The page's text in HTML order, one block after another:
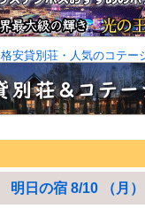
格安貸別荘・人気のコテー
明日の宿 8/10 （月）